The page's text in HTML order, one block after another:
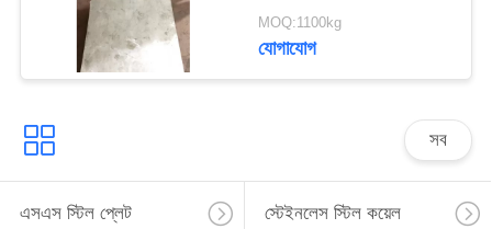
MOQ:1100kg
যোগাযোগ
সব
এসএস স্টিল প্লেট স্টেইনলেস স্টিল কয়েল